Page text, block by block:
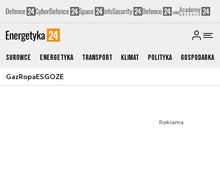
Surowce Energetyka Transport Klimat Polityka Gospodarka
GazRopaESGOZE
Reklama